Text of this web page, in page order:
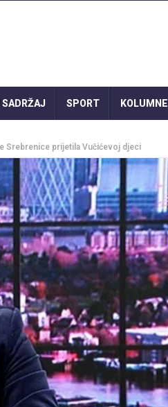
SPORT KOLUMNE
Srebrenice prijetila Vučićevoj djeci